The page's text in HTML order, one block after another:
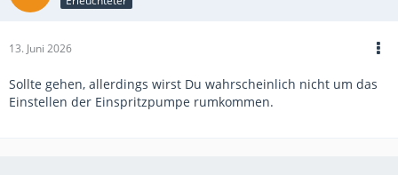
13. Juni 2026
Sollte gehen, allerdings wirst Du wahrscheinlich nicht um das
Einstellen der Einspritzpumpe rumkommen.